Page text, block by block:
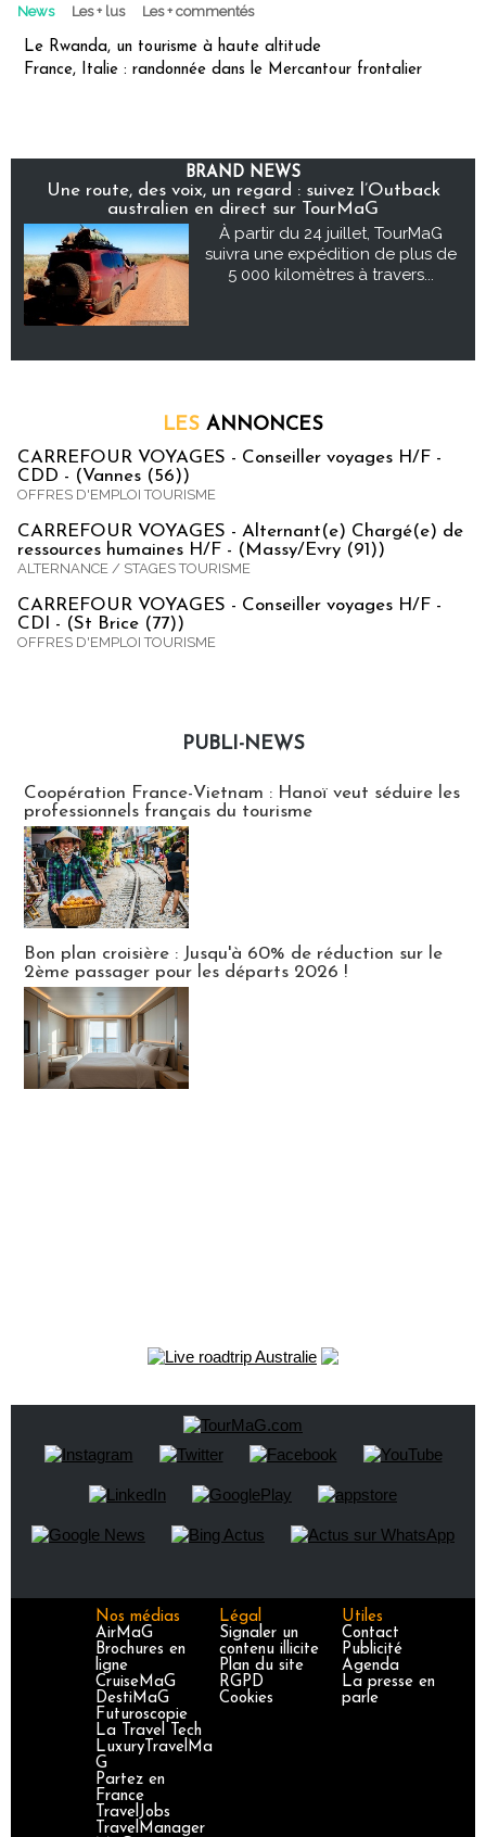
News Les + lus Les + commentés
Le Rwanda, un tourisme à haute altitude
France, Italie : randonnée dans le Mercantour frontalier
BRAND NEWS
Une route, des voix, un regard : suivez l’Outback
australien en direct sur TourMaG
À partir du 24 juillet, TourMaG
suivra une expédition de plus de
5 000 kilomètres à travers...
LES ANNONCES
CARREFOUR VOYAGES - Conseiller voyages H/F -
CDD - (Vannes (56))
OFFRES D'EMPLOI TOURISME
CARREFOUR VOYAGES - Alternant(e) Chargé(e) de
ressources humaines H/F - (Massy/Evry (91))
ALTERNANCE / STAGES TOURISME
CARREFOUR VOYAGES - Conseiller voyages H/F -
CDI - (St Brice (77))
OFFRES D'EMPLOI TOURISME
PUBLI-NEWS
Coopération France-Vietnam : Hanoï veut séduire les
professionnels français du tourisme
Bon plan croisière : Jusqu'à 60% de réduction sur le
2ème passager pour les départs 2026 !
Nos médias
AirMaG
Brochures en
ligne
CruiseMaG
DestiMaG
Futuroscopie
La Travel Tech
LuxuryTravelMa
G
Partez en
France
TravelJobs
TravelManager
Légal
Signaler un
contenu illicite
Plan du site
RGPD
Cookies
Utiles
Contact
Publicité
Agenda
La presse en
parle